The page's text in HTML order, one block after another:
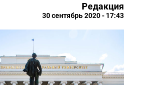
Редакция
30 сентябрь 2020 - 17:43